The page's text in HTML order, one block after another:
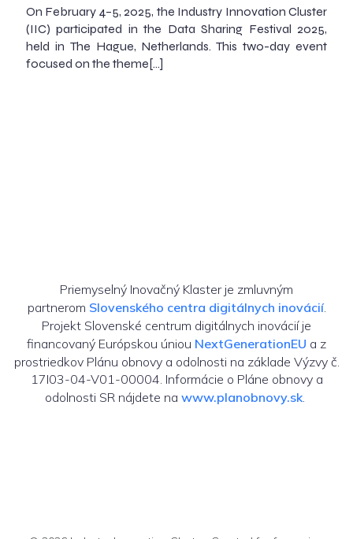
On February 4–5, 2025, the Industry Innovation Cluster
(IIC) participated in the Data Sharing Festival 2025,
held in The Hague, Netherlands. This two-day event
focused on the theme[…]
Priemyselný Inovačný Klaster je zmluvným
partnerom Slovenského centra digitálnych inovácií.
Projekt Slovenské centrum digitálnych inovácií je
financovaný Európskou úniou NextGenerationEU a z
prostriedkov Plánu obnovy a odolnosti na základe Výzvy č.
17I03-04-V01-00004. Informácie o Pláne obnovy a
odolnosti SR nájdete na www.planobnovy.sk